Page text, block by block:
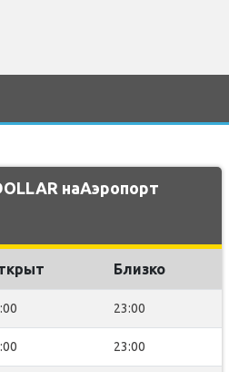
наАэропорт
Близко
23:00
23:00